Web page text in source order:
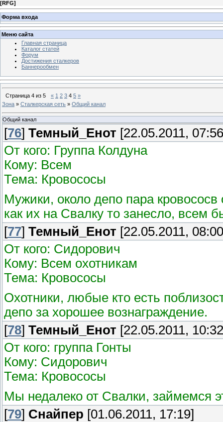
[RFG]
Форма входа
Меню сайта
Главная страница
Каталог статей
Форум
Достижения сталкеров
Баннерообмен
Страница 4 из 5 « 1 2 3 4 5 »
Зона » Сталкерская сеть » Общий канал
Общий канал
[76] Темный_Енот [22.05.2011,
От кого: Группа Колдуна
Кому: Всем
Тема: Кровососы
Мужики, около депо пара
как их на Свалку то занесло, всем
[77] Темный_Енот [22.05.2011,
От кого: Сидорович
Кому: Всем охотникам
Тема: Кровососы
Охотники, любые кто есть
депо за хорошее вознаграждение.
[78] Темный_Енот [22.05.2011,
От кого: группа Гонты
Кому: Сидорович
Тема: Кровососы
Мы недалеко от Свалки, займемся
[79] Снайпер [01.06.2011, 17:19]